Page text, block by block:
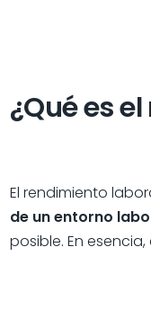
¿Qué es
El rendimiento
de un entorno
posible. En